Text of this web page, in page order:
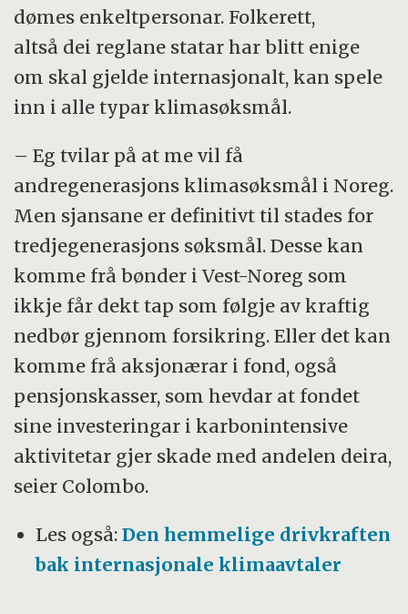
dømes enkeltpersonar. Folkerett,
altså dei reglane statar har blitt enige
om skal gjelde internasjonalt, kan spele
inn i alle typar klimasøksmål.
– Eg tvilar på at me vil få
andregenerasjons klimasøksmål i Noreg.
Men sjansane er definitivt til stades for
tredjegenerasjons søksmål. Desse kan
komme frå bønder i Vest-Noreg som
ikkje får dekt tap som følgje av kraftig
nedbør gjennom forsikring. Eller det kan
komme frå aksjonærar i fond, også
pensjonskasser, som hevdar at fondet
sine investeringar i karbonintensive
aktivitetar gjer skade med andelen deira,
seier Colombo.
Les også:Den hemmelige drivkraften
bak internasjonale klimaavtaler